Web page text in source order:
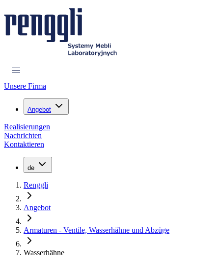
Unsere Firma
Angebot
Realisierungen
Nachrichten
Kontaktieren
de
Renggli
Angebot
Armaturen - Ventile, Wasserhähne und Abzüge
Wasserhähne